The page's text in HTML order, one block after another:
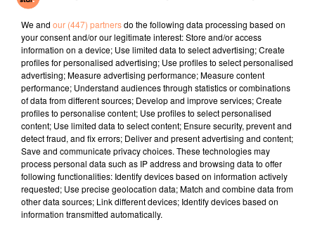
A L'imparfaite
l'horoscope
Bélier Taureau Gémeaux
We and our (447) partnersdo the following data processing based on
your consent and/or our legitimate interest: Store and/or access
information on a device; Use limited data to select advertising; Create
profiles for personalised advertising; Use profiles to select personalised
advertising; Measure advertising performance; Measure content
performance; Understand audiences through statistics or combinations
of data from different sources; Develop and improve services; Create
profiles to personalise content; Use profiles to select personalised
content; Use limited data to select content; Ensure security, prevent and
detect fraud, and fix errors; Deliver and present advertising and content;
Save and communicate privacy choices. These technologies may
process personal data such as IP address and browsing data to offer
following functionalities: Identify devices based on information actively
requested; Use precise geolocation data; Match and combine data from
other data sources; Link different devices; Identify devices based on
information transmitted automatically.